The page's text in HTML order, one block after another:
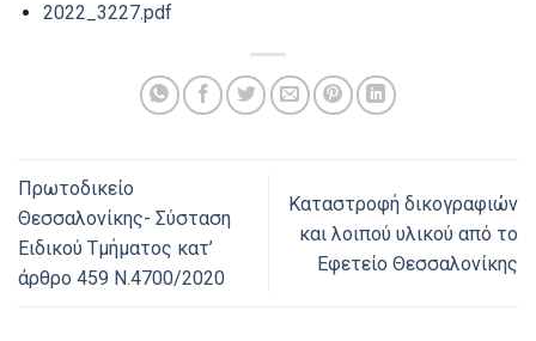
2022_3227.pdf
Πρωτοδικείο
Θεσσαλονίκης- Σύσταση
Ειδικού Τμήματος κατ’
άρθρο 459 Ν.4700/2020
Καταστροφή δικογραφιών
και λοιπού υλικού από το
Εφετείο Θεσσαλονίκης